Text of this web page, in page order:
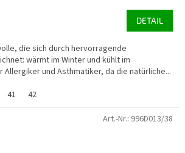
DETAIL
die sich durch hervorragende
wärmt im Winter und kühlt im
Allergiker und Asthmatiker, da die natürliche...
41 42
Art.-Nr.: 996D013/38